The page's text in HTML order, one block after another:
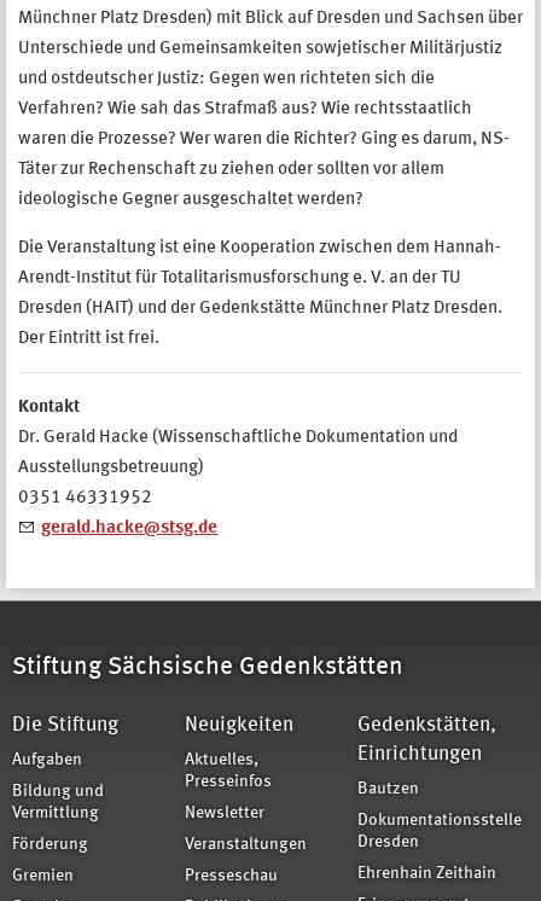
Münchner Platz Dresden) mit Blick auf Dresden und Sachsen über
Unterschiede und Gemeinsamkeiten sowjetischer Militärjustiz
und ostdeutscher Justiz: Gegen wen richteten sich die
Verfahren? Wie sah das Strafmaß aus? Wie rechtsstaatlich
waren die Prozesse? Wer waren die Richter? Ging es darum, NS-
Täter zur Rechenschaft zu ziehen oder sollten vor allem
ideologische Gegner ausgeschaltet werden?
Die Veranstaltung ist eine Kooperation zwischen dem Hannah-
Arendt-Institut für Totalitarismusforschung e. V. an der TU
Dresden (HAIT) und der Gedenkstätte Münchner Platz Dresden.
Der Eintritt ist frei.
Kontakt
Dr. Gerald Hacke (Wissenschaftliche Dokumentation und
Ausstellungsbetreuung)
0351 46331952
gerald.hacke@stsg.de
Stiftung Sächsische Gedenkstätten
Die Stiftung
Aufgaben
Bildung und
Vermittlung
Förderung
Gremien
Neuigkeiten
Aktuelles,
Presseinfos
Newsletter
Veranstaltungen
Presseschau
Gedenkstätten,
Einrichtungen
Bautzen
Dokumentationsstelle
Dresden
Ehrenhain Zeithain